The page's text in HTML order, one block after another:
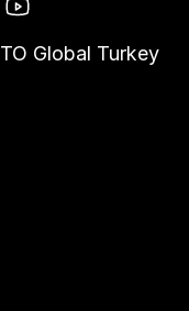
Global Turkey